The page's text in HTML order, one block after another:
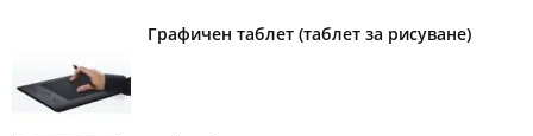
Графичен таблет (таблет за рисуване)